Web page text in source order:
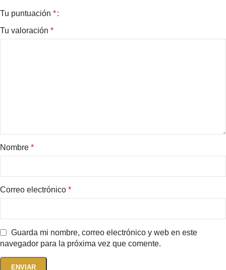
Tu puntuación *
Tu valoración *
Nombre *
Correo electrónico *
Guarda mi nombre, correo electrónico y web en este
navegador para la próxima vez que comente.